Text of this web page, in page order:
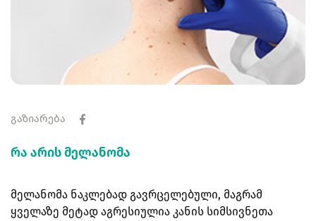
გაზიარება
რა არის მელანომა
მელანომა ნაკლებად გავრცელებული, მაგრამ
ყველაზე მეტად აგრესიულია კანის სიმსივნეთა